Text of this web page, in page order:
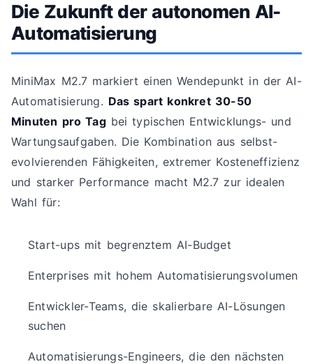
Die Zukunft der autonomen AI-
Automatisierung
MiniMax M2.7 markiert einen Wendepunkt in der AI-
Automatisierung. Das spart konkret 30-50
Minuten pro Tagbei typischen Entwicklungs- und
Wartungsaufgaben. Die Kombination aus selbst-
evolvierenden Fähigkeiten, extremer Kosteneffizienz
und starker Performance macht M2.7 zur idealen
Wahl für:
Start-ups mit begrenztem AI-Budget
Enterprises mit hohem Automatisierungsvolumen
Entwickler-Teams, die skalierbare AI-Lösungen
suchen
Automatisierungs-Engineers, die den nächsten